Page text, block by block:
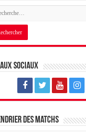
sociaux
des matchs